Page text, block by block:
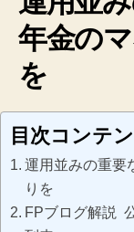
年金の
を
目次コンテ
運用並みの重要
りを
FPブログ解説